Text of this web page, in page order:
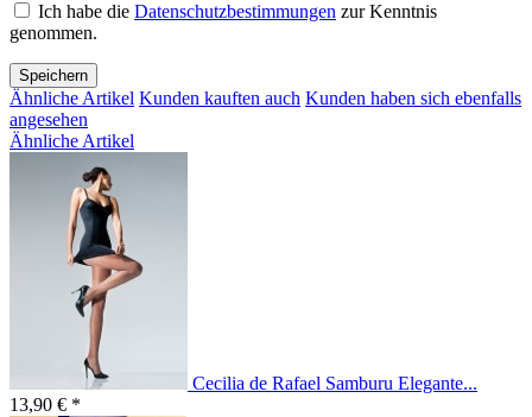
Ich habe die Datenschutzbestimmungen zur Kenntnis
genommen.
Speichern
Ähnliche Artikel Kunden kauften auch Kunden haben sich ebenfalls
angesehen
Ähnliche Artikel
Cecilia de Rafael Samburu Elegante...
13,90 € *